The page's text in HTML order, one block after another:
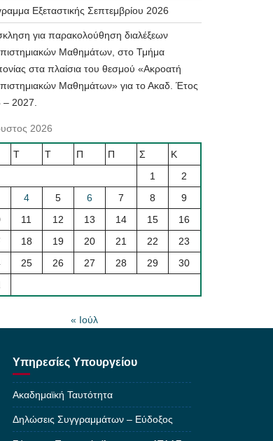
Εξεταστικής Σεπτεμβρίου 2026
για παρακολούθηση διαλέξεων
Μαθημάτων, στο Τμήμα
στα πλαίσια του θεσμού «Ακροατή
Μαθημάτων» για το Ακαδ. Έτος
– 2027.
2026
Τ Τ Π Π Σ
Κ
1
2
4 5 6 7 8
9
11 12 13 14 15
16
18 19 20 21 22
23
25 26 27 28 29
30
« Ιούλ
Υπηρεσίες Υπουργείου
Ακαδημαϊκή Ταυτότητα
Δηλώσεις Συγγραμμάτων – Εύδοξος